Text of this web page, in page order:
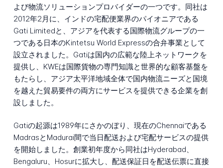
よび物流ソリューションプロバイダーの一つです。同社は
2012年2月に、インドの宅配便業界のパイオニアである
Gati Limitedと、アジアを代表する国際物流グループの一
つである日本のKintetsu World Expressの合弁事業として
設立されました。Gatiは国内の広範な陸上ネットワークを
提供し、KWEは国際貨物の専門知識と世界的な顧客基盤を
もたらし、アジア太平洋地域全体で国内物流ニーズと国境
を越えた貿易要件の両方にサービスを提供できる企業を創
設しました。
Gatiの起源は1989年にさかのぼり、現在のChennaiである
MadrasとMadurai間で当日配送および宅配サービスの提供
を開始しました。創業初年度から同社はHyderabad、
Bengaluru、Hosurに拡大し、配送保証日を配送伝票に直接